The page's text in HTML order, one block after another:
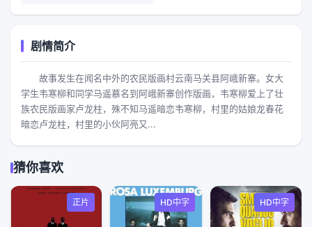
剧情简介
故事发生在闻名中外的农民版画村云南马关县阿峨新寨。女大
学生韦寒柳和同学马遥慕名到阿峨新寨创作版画，韦寒柳爱上了壮
族农民版画家卢龙柱，殊不知马遥暗恋韦寒柳，村里的姑娘龙春花
暗恋卢龙柱，村里的小伙阿亮又...
猜你喜欢
正片 HD中字 HD中字